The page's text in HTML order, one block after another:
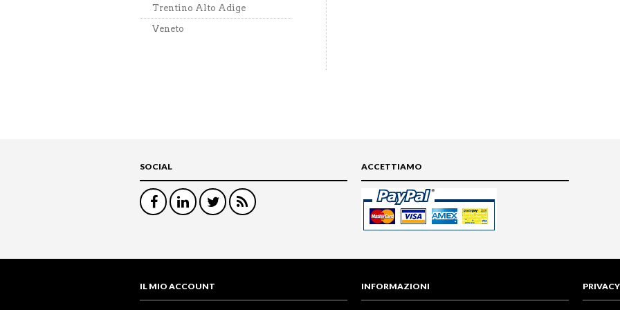
Trentino Alto Adige
Veneto
SOCIAL ACCETTIAMO
IL MIO ACCOUNT INFORMAZIONI